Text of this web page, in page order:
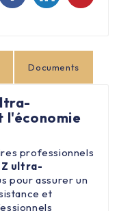
Documents
l'économie
professionnels
ultra-
pour assurer un
et